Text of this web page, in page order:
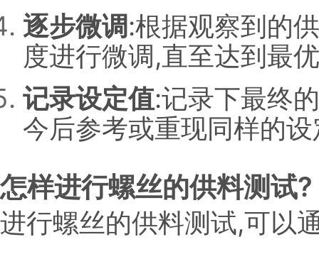
逐步微调:根据观察到的
度进行微调,直至达到最
记录设定值:记录下最终
今后参考或重现同样的
怎样进行螺丝的供料测试?
进行螺丝的供料测试,可以